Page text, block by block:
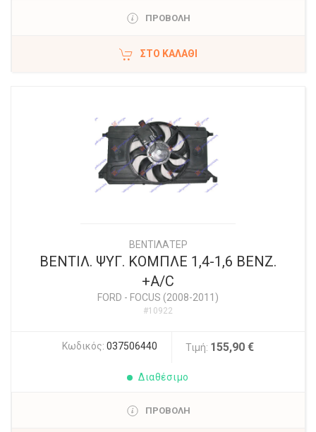
ΠΡΟΒΟΛΗ
ΣΤΟ ΚΑΛΆΘΙ
ΒΕΝΤΙΛΑΤΕΡ
ΒΕΝΤΙΛ. ΨΥΓ. ΚΟΜΠΛΕ 1,4-1,6 ΒΕΝΖ.
+A/C
FORD - FOCUS (2008-2011)
#10922
Κωδικός: 037506440 Τιμή: 155,90 €
Διαθέσιμο
ΠΡΟΒΟΛΗ